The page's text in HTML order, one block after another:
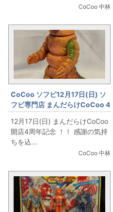
CoCoo 中林
CoCoo ソフビ12月17日(日) ソ
フビ専門店 まんだらけCoCoo 4
周年記念 「ブルマァク デットン
スタンダードサイズ 橙成型」
12月17日(日) まんだらけCoCoo
開店4周年記念 ！！ 感謝の気持
ちを込...
CoCoo 中林